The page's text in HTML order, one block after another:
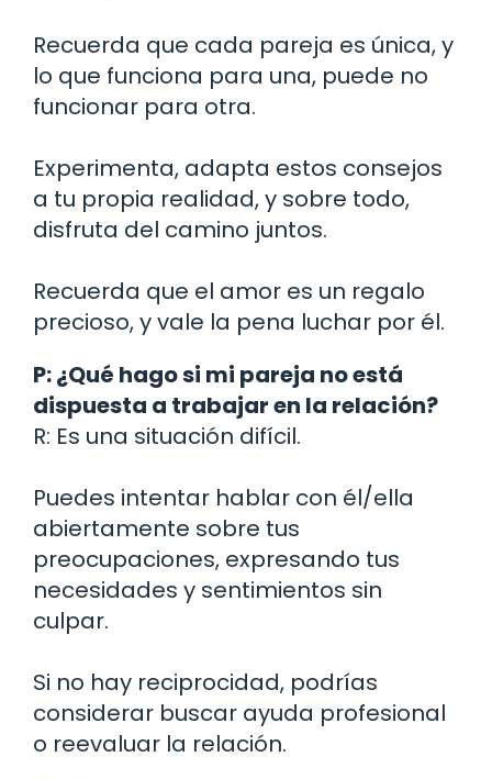
Recuerda que cada pareja es única, y
lo que funciona para una, puede no
funcionar para otra.
Experimenta, adapta estos consejos
a tu propia realidad, y sobre todo,
disfruta del camino juntos.
Recuerda que el amor es un regalo
precioso, y vale la pena luchar por él.
P: ¿Qué hago si mi pareja no está
dispuesta a trabajar en la relación?
R: Es una situación difícil.
Puedes intentar hablar con él/ella
abiertamente sobre tus
preocupaciones, expresando tus
necesidades y sentimientos sin
culpar.
Si no hay reciprocidad, podrías
considerar buscar ayuda profesional
o reevaluar la relación.